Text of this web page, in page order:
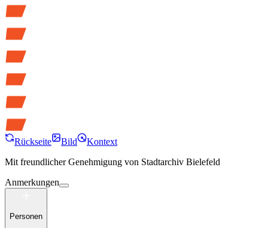
Rückseite Bild
Kontext
Mit freundlicher Genehmigung von Stadtarchiv Bielefeld
Anmerkungen
Personen